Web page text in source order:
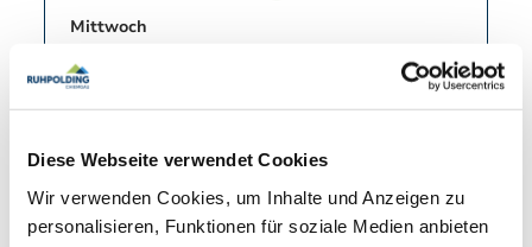
Diese Webseite verwendet Cookies
Wir verwenden Cookies, um Inhalte und Anzeigen zu
personalisieren, Funktionen für soziale Medien anbieten
Mittwoch
06:00 - 18:00
Donnerstag
06:00 - 18:00
geöffnet
Freitag
14. August 2026